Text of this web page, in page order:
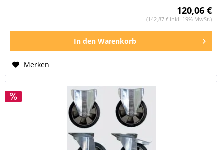
120,06 €
(142,87 € inkl. 19% MwSt.)
In den Warenkorb
Merken